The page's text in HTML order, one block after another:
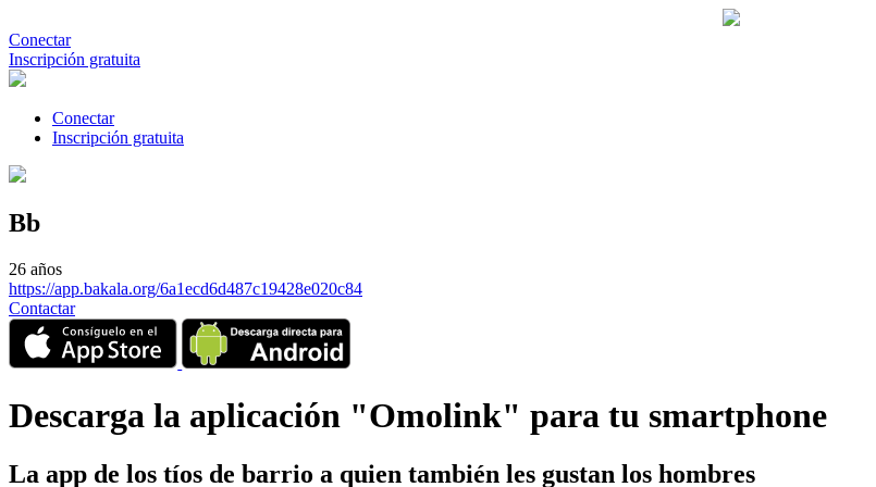
Conectar
Inscripción gratuita
Conectar
Inscripción gratuita
Bb
26 años
https://app.bakala.org/6a1ecd6d487c19428e020c84
Contactar
Descarga la aplicación "Omolink" para tu smartphone
La app de los tíos de barrio a quien también les gustan los hombres